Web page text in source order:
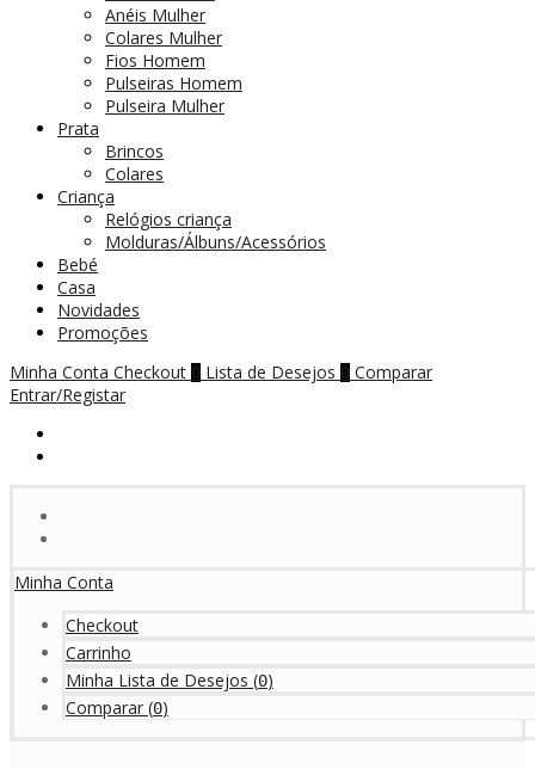
Anéis Mulher
Colares Mulher
Fios Homem
Pulseiras Homem
Pulseira Mulher
Prata
Brincos
Colares
Criança
Relógios criança
Molduras/Álbuns/Acessórios
Bebé
Casa
Novidades
Promoções
Minha Conta Checkout 0 Lista de Desejos 0 Comparar
Entrar/Registar
Minha Conta
Checkout
Carrinho
Minha Lista de Desejos (0)
Comparar (0)